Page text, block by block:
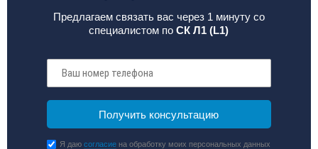
Предлагаем связать вас через 1 минуту со
специалистом поСК Л1 (L1)
Я даюсогласие на обработку моих персональных данных